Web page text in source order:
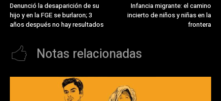
Denunció la desaparición de su
hijo y en la FGE se burlaron; 3
años después no hay resultados
Infancia migrante: el camino
incierto de niños y niñas en la
frontera
Notas relacionadas